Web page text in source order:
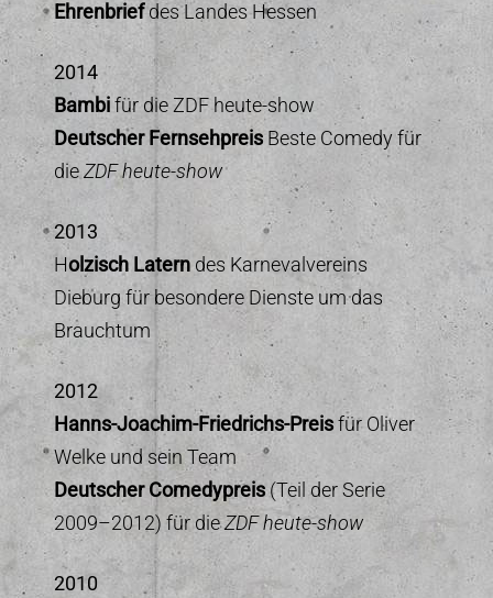
Ehrenbriefdes Landes Hessen
2014
Bambifür die ZDF heute-show
Deutscher Fernsehpreis Beste Comedy für
dieZDF heute-show
2013
Holzisch Laterndes Karnevalvereins
Dieburg für besondere Dienste um das
Brauchtum
2012
Hanns-Joachim-Friedrichs-Preisfür Oliver
Welke und sein Team
Deutscher Comedypreis(Teil der Serie
2009–2012) für dieZDF heute-show
2010